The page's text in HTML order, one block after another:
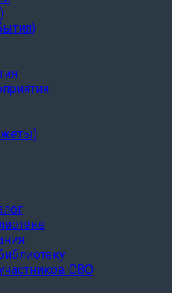
СВО